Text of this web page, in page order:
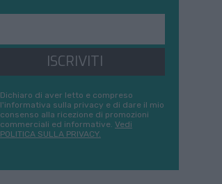
ISCRIVITI
Dichiaro di aver letto e compreso
l'informativa sulla privacy e di dare il mio
consenso alla ricezione di promozioni
commerciali ed informative. Vedi
POLITICA SULLA PRIVACY.